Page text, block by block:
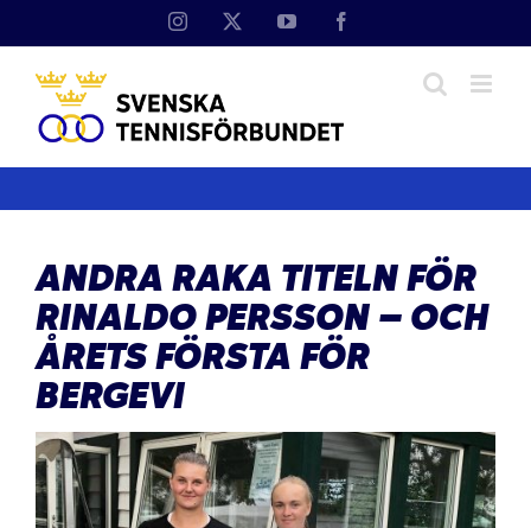
Instagram YouTube
ANDRA RAKA TITELN FÖR
RINALDO PERSSON – OCH
ÅRETS FÖRSTA FÖR
BERGEVI